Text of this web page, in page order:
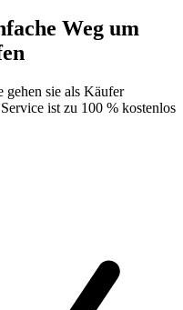
Weg um
gehen sie als Käufer
ist zu 100 % kostenlos